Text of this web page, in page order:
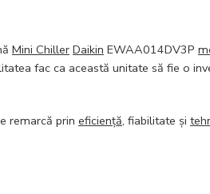
Mini Chiller Daikin EWAA014DV3P
fac ca această unitate să fie o
remarcă prin eficiență, fiabilitate și